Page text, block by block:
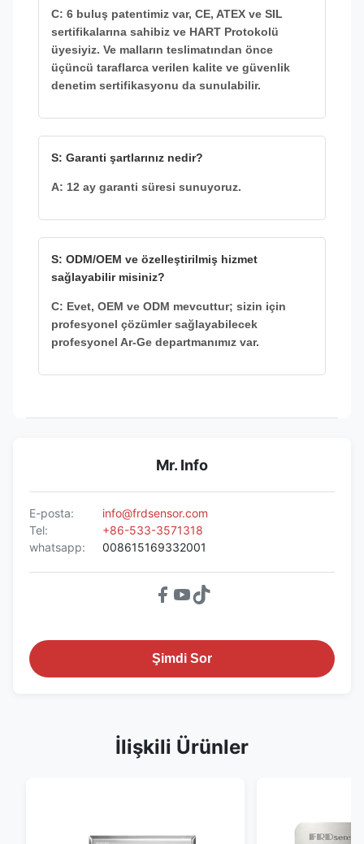
C: 6 buluş patentimiz var, CE, ATEX ve SIL
sertifikalarına sahibiz ve HART Protokolü
üyesiyiz. Ve malların teslimatından önce
üçüncü taraflarca verilen kalite ve güvenlik
denetim sertifikasyonu da sunulabilir.
S: Garanti şartlarınız nedir?
A: 12 ay garanti süresi sunuyoruz.
S: ODM/OEM ve özelleştirilmiş hizmet
sağlayabilir misiniz?
C: Evet, OEM ve ODM mevcuttur; sizin için
profesyonel çözümler sağlayabilecek
profesyonel Ar-Ge departmanımız var.
Mr. Info
E-posta:
info@frdsensor.com
Tel:
+86-533-3571318
whatsapp:
008615169332001
Şimdi Sor
İlişkili Ürünler